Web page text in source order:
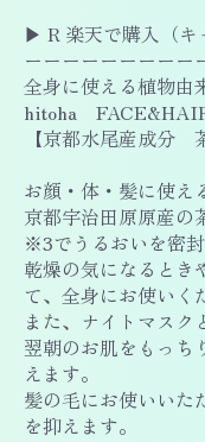
▶ R 楽天で購入（キ
ーーーーーーーーー
全身に使える植物
hitoha
【京都水尾産成分
お顔・体・髪に使え
京都宇治田原原産
※3でうるおいを密封
乾燥の気になるとき
て、全身にお使いく
また、ナイトマスク
翌朝のお肌をもっち
えます。
髪の毛にお使いいた
を抑えます。